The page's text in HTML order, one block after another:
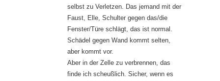
selbst zu Verletzen. Das jemand mit der
Faust, Elle, Schulter gegen das/die
Fenster/Türe schlägt, das ist normal.
Schädel gegen Wand kommt selten,
aber kommt vor.
Aber in der Zelle zu verbrennen, das
finde ich scheußlich. Sicher, wenn es